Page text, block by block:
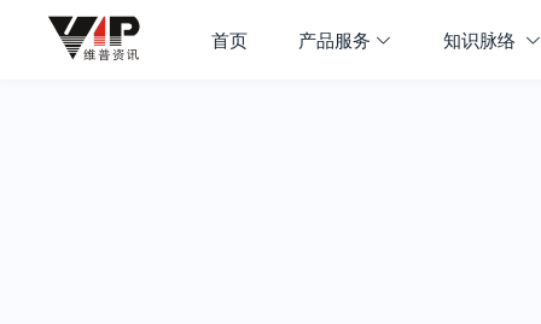
首页 产品服务 知识脉络